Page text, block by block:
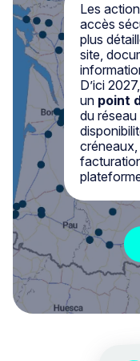
Les
accès
plus
site,
D’ici
un point
du réseau